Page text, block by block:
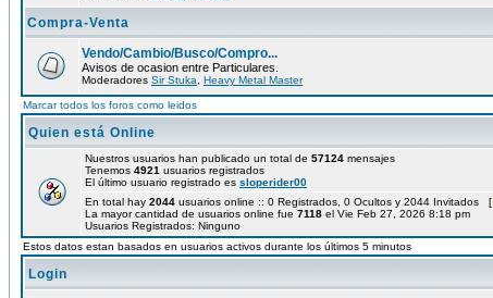
Compra-Venta
Vendo/Cambio/Busco/Compro...
Avisos de ocasion entre Particulares.
Moderadores Sir Stuka Heavy Metal Master
Marcar todos los foros como leidos
Quien está Online
Nuestros usuarios han publicado un total de 57124 mensajes
Tenemos 4921 usuarios registrados
El último usuario registrado es sloperider00
En total hay 2044 usuarios online :: 0 Registrados, 0 Ocultos y 2044 Invitados [
La mayor cantidad de usuarios online fue 7118 el Vie Feb 27, 2026 8:18 pm
Usuarios Registrados: Ninguno
Estos datos estan basados en usuarios activos durante los últimos 5 minutos
Login